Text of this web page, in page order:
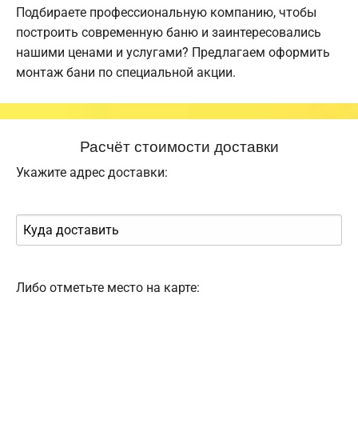
Подбираете профессиональную компанию, чтобы
построить современную баню и заинтересовались
нашими ценами и услугами? Предлагаем оформить
монтаж бани по специальной акции.
Расчёт стоимости доставки
Укажите адрес доставки:
Либо отметьте место на карте: